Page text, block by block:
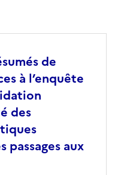
de
à l’enquête
des
passages aux